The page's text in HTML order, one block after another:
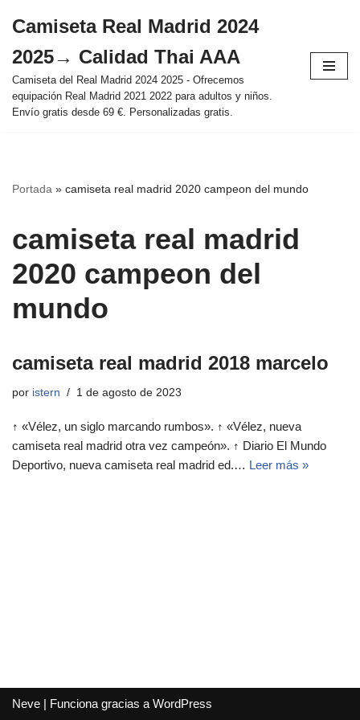
al
contenido
Camiseta Real Madrid 2024
2025→ Calidad Thai AAA
Camiseta del Real Madrid 2024 2025 - Ofrecemos
equipación Real Madrid 2021 2022 para adultos y niños.
Envío gratis desde 69 €. Personalizadas gratis.
Portada » camiseta real madrid 2020 campeon del mundo
camiseta real madrid
2020 campeon del
mundo
camiseta real madrid 2018 marcelo
por istern 1 de agosto de 2023
↑ «Vélez, un siglo marcando rumbos». ↑ «Vélez, nueva
camiseta real madrid otra vez campeón». ↑ Diario El Mundo
Deportivo, nueva camiseta real madrid ed.… Leer más »
Neve | Funciona gracias a WordPress